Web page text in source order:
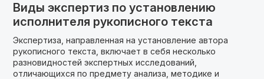
Виды экспертиз по установлению
исполнителя рукописного текста
Экспертиза, направленная на установление автора
рукописного текста, включает в себя несколько
разновидностей экспертных исследований,
отличающихся по предмету анализа, методике и